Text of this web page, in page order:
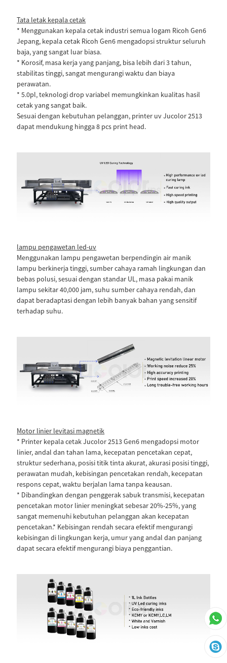
Tata letak kepala cetak
* Menggunakan kepala cetak industri semua logam Ricoh Gen6
Jepang, kepala cetak Ricoh Gen6 mengadopsi struktur seluruh
baja, yang sangat luar biasa.
* Korosif, masa kerja yang panjang, bisa lebih dari 3 tahun,
stabilitas tinggi, sangat mengurangi waktu dan biaya
perawatan.
* 5.0pl, teknologi drop variabel memungkinkan kualitas hasil
cetak yang sangat baik.
Sesuai dengan kebutuhan pelanggan, printer uv Jucolor 2513
dapat mendukung hingga 8 pcs print head.
lampu pengawetan led-uv
Menggunakan lampu pengawetan berpendingin air manik
lampu berkinerja tinggi, sumber cahaya ramah lingkungan dan
bebas polusi, sesuai dengan standar UL, masa pakai manik
lampu sekitar 40,000 jam, suhu sumber cahaya rendah, dan
dapat beradaptasi dengan lebih banyak bahan yang sensitif
terhadap suhu.
Motor linier levitasi magnetik
* Printer kepala cetak Jucolor 2513 Gen6 mengadopsi motor
linier, andal dan tahan lama, kecepatan pencetakan cepat,
struktur sederhana, posisi titik tinta akurat, akurasi posisi tinggi,
perawatan mudah, kebisingan pencetakan rendah, kecepatan
respons cepat, waktu berjalan lama tanpa keausan.
* Dibandingkan dengan penggerak sabuk transmisi, kecepatan
pencetakan motor linier meningkat sebesar 20%-25%, yang
sangat memenuhi kebutuhan pelanggan akan kecepatan
pencetakan.* Kebisingan rendah secara efektif mengurangi
kebisingan di lingkungan kerja, umur yang andal dan panjang
dapat secara efektif mengurangi biaya penggantian.